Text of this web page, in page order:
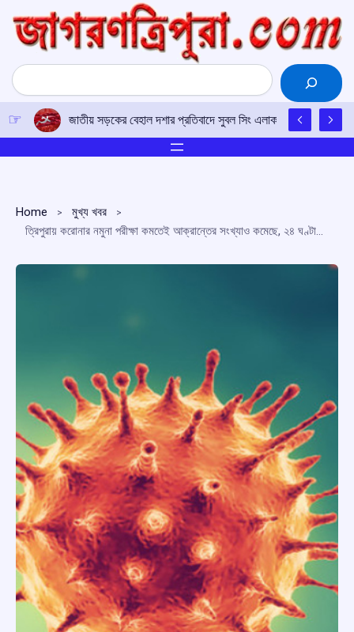
content
Search
জাতীয় সড়কের বেহাল দশার প্রতিবাদে সুবল সিং এলাকায় সিপিআই(এম)-
Home
মুখ্য খবর
ত্রিপুরায় করোনার নমুনা পরীক্ষা কমতেই আক্রান্তের সংখ্যাও কমেছে, ২৪ ঘণ্টায় সংক্রমিত ৩, সক্রিয় ৫৩